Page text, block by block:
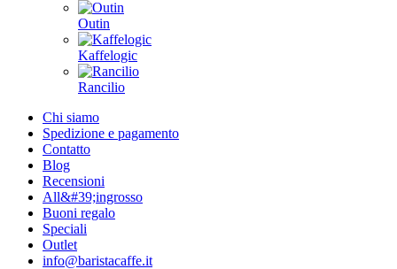
Outin
Kaffelogic
Rancilio
Chi siamo
Spedizione e pagamento
Contatto
Blog
Recensioni
All&#39;ingrosso
Buoni regalo
Speciali
Outlet
info@baristacaffe.it